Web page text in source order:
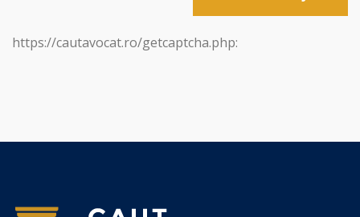
https://cautavocat.ro/getcaptcha.php: